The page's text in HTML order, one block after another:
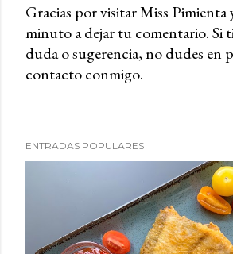
P
u
b
a
Gracias por visitar Miss Pimienta
minuto a dejar tu comentario. Si
duda o sugerencia, no dudes en
contacto conmigo.
ENTRADAS POPULARES